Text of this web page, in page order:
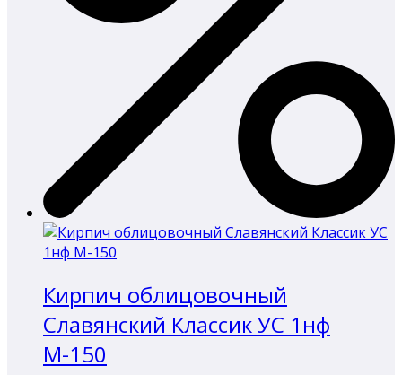
Кирпич облицовочный
Славянский Классик УС 1нф
М-150